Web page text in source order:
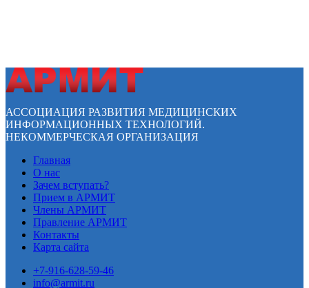
АССОЦИАЦИЯ РАЗВИТИЯ МЕДИЦИНСКИХ
ИНФОРМАЦИОННЫХ ТЕХНОЛОГИЙ.
НЕКОММЕРЧЕСКАЯ ОРГАНИЗАЦИЯ
Главная
О нас
Зачем вступать?
Прием в АРМИТ
Члены АРМИТ
Правление АРМИТ
Контакты
Карта сайта
+7-916-628-59-46
info@armit.ru